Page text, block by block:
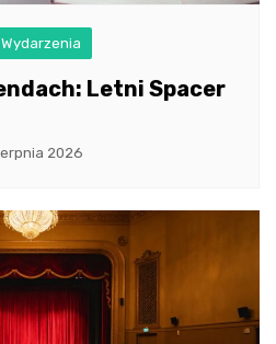
Wydarzenia
Letni Spacer
2026